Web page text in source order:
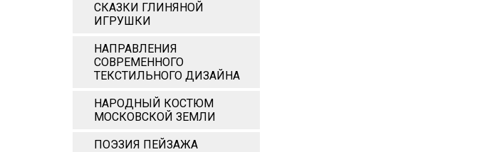
СКАЗКИ ГЛИНЯНОЙ
ИГРУШКИ
НАПРАВЛЕНИЯ
СОВРЕМЕННОГО
ТЕКСТИЛЬНОГО ДИЗАЙНА
НАРОДНЫЙ КОСТЮМ
МОСКОВСКОЙ ЗЕМЛИ
ПОЭЗИЯ ПЕЙЗАЖА